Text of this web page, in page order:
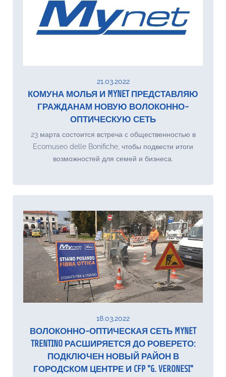
21.03.2022
КОМУНА МОЛЬЯ И MYNET ПРЕДСТАВЛЯЮ
ГРАЖДАНАМ НОВУЮ ВОЛОКОННО-
ОПТИЧЕСКУЮ СЕТЬ
23 марта состоится встреча с общественностью в
Ecomuseo delle Bonifiche, чтобы подвести итоги
возможностей для семей и бизнеса.
18.03.2022
ВОЛОКОННО-ОПТИЧЕСКАЯ СЕТЬ MYNET
TRENTINO РАСШИРЯЕТСЯ ДО РОВЕРЕТО:
ПОДКЛЮЧЕН НОВЫЙ РАЙОН В
ГОРОДСКОМ ЦЕНТРЕ И CFP "G. VERONESI"